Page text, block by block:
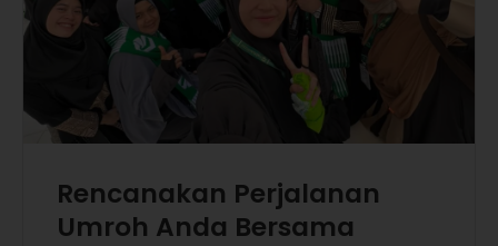
Rencanakan Perjalanan
Umroh Anda Bersama